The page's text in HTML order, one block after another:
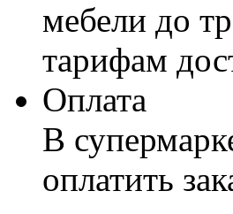
мебели до
тарифам
Оплата
В
оплатить